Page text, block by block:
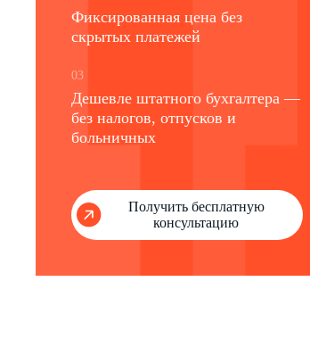
Фиксированная цена без
скрытых платежей
03
Дешевле штатного бухгалтера —
без налогов, отпусков и
больничных
Получить бесплатную
консультацию